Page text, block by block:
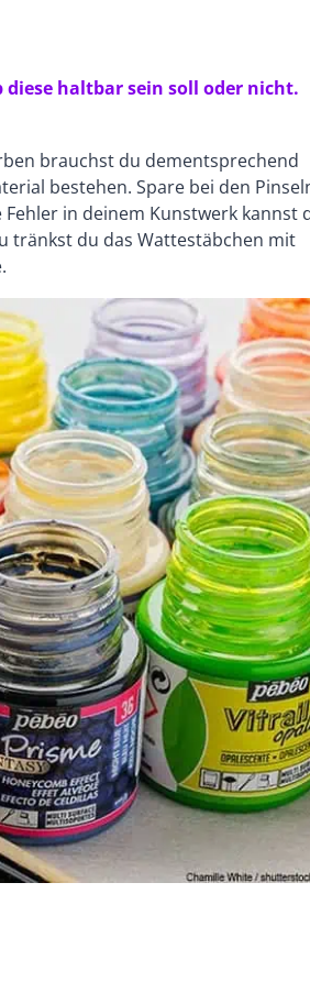
diese haltbar sein soll oder nicht.
brauchst du dementsprechend
bestehen. Spare bei den
in deinem Kunstwerk kannst
tränkst du das Wattestäbchen mit